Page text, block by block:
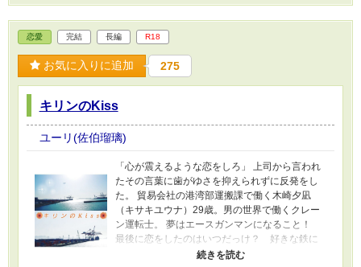
恋愛 完結 長編 R18
お気に入りに追加 275
キリンのKiss
ユーリ(佐伯瑠璃)
「心が震えるような恋をしろ」 上司から言われ
たその言葉に歯がゆさを抑えられずに反発をし
た。 貿易会社の港湾部運搬課で働く木崎夕凪
（キサキユウナ）29歳。男の世界で働くクレー
ン運転士。 夢はエースガンマンになること！
最後に恋をしたのはいつだっけ？ 好きな鉄に
囲まれているうちに恋の仕方を忘れてしまっ